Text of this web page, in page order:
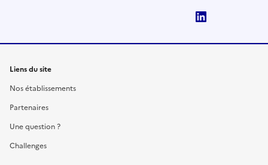
Liens du site
Nos établissements
Partenaires
Une question ?
Challenges